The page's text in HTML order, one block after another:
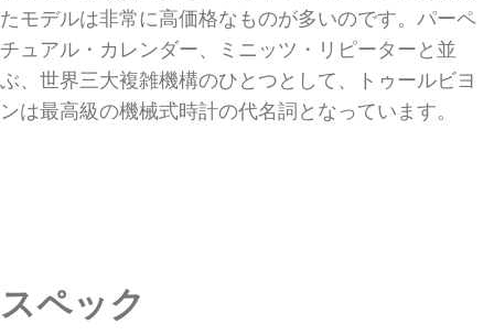
たモデルは非常に高価格なものが多いのです。パーペ
チュアル・カレンダー、ミニッツ・リピーターと並
ぶ、世界三大複雑機構のひとつとして、トゥールビヨ
ンは最高級の機械式時計の代名詞となっています。
スペック